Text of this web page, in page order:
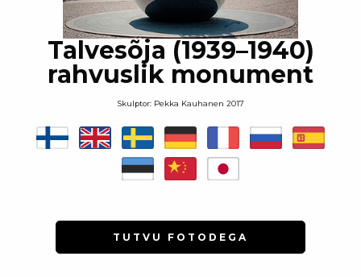
Talvesõja (1939–1940)
rahvuslik monument
Skulptor: Pekka Kauhanen 2017
TUTVU FOTODEGA